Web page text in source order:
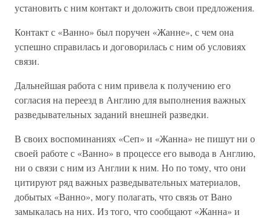
установить с ним контакт и доложить свои предложения.
Контакт с «Ванно» был поручен «Жанне», с чем она
успешно справилась и договорилась с ним об условиях
связи.
Дальнейшая работа с ним привела к получению его
согласия на переезд в Англию для выполнения важных
разведывательных заданий внешней разведки.
В своих воспоминаниях «Сеп» и «Жанна» не пишут ни о
своей работе с «Ванно» в процессе его вывода в Англию,
ни о связи с ним из Англии к ним. Но по тому, что они
цитируют ряд важных разведывательных материалов,
добытых «Ванно», могу полагать, что связь от Вано
замыкалась на них. Из того, что сообщают «Жанна» и